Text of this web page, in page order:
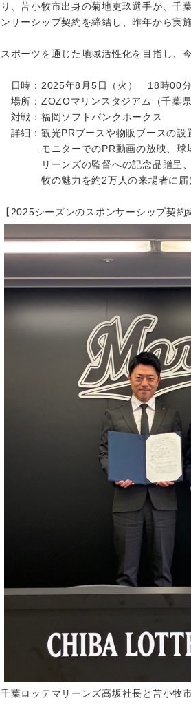
り、苫小牧市出身の菊地吏玖選手が、千
ンサーシップ契約を締結し、昨年から実
スポーツを通じた地域活性化を目指し、
日時：2025年8月5日（火） 18時00
場所：ZOZOマリンスタジアム（千葉県
対戦：福岡ソフトバンクホークス
詳細：観光PRブースや物販ブースの設
モニターでのPR動画の放映、球場
リーンズの監督への記念品贈呈、フ
牧の魅力を約2万人の来場者に届け
【 2025シーズンのスポンサーシップ契約
千葉ロッテマリーンズ高坂社長と苫小牧